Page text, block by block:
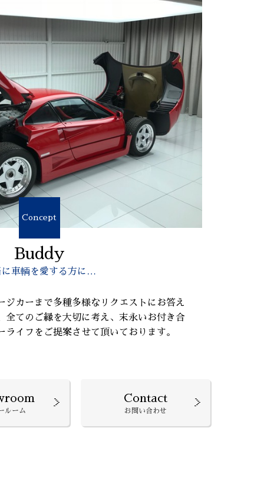
Concept
Buddy
に車輌を愛する方に…
ジカーまで多種多様なリクエストにお答え
全てのご縁を大切に考え、末永いお付き合
ライフをご提案させて頂いております。
ルーム
Contact
お問い合わせ